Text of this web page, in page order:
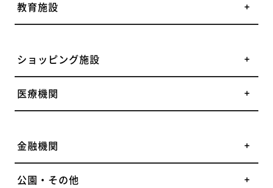
教育施設
ショッピング施設
医療機関
金融機関
公園・その他